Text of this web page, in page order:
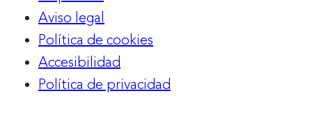
Aviso legal
Política de cookies
Accesibilidad
Política de privacidad